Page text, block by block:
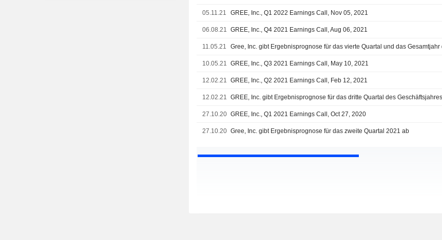
05.11.21 GREE, Inc., Q1 2022 Earnings Call, Nov 05, 2021
06.08.21 GREE, Inc., Q4 2021 Earnings Call, Aug 06, 2021
11.05.21
10.05.21 GREE, Inc., Q3 2021 Earnings Call, May 10, 2021
12.02.21 GREE, Inc., Q2 2021 Earnings Call, Feb 12, 2021
12.02.21
27.10.20 GREE, Inc., Q1 2021 Earnings Call, Oct 27, 2020
27.10.20 Gree, Inc. gibt Ergebnisprognose für das zweite Quartal 2021 ab